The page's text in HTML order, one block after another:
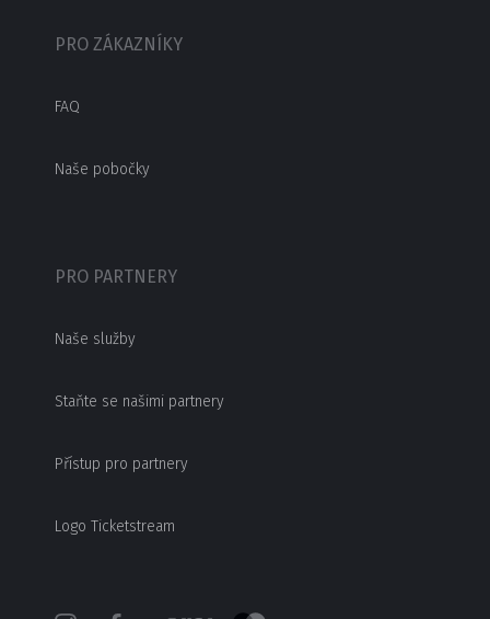
PRO ZÁKAZNÍKY
FAQ
Naše pobočky
PRO PARTNERY
Naše služby
Staňte se našimi partnery
Přístup pro partnery
Logo Ticketstream